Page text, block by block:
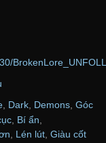
, Dark, Demons, Góc
Bí ẩn
Lén lút Giàu cốt